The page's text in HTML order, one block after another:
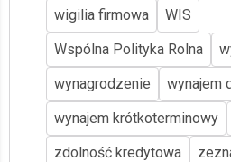
wigilia firmowa
WIS
Wspólna Polityka Rolna
wynagrodzenie
wynajem
wynajem krótkoterminowy
zdolność kredytowa